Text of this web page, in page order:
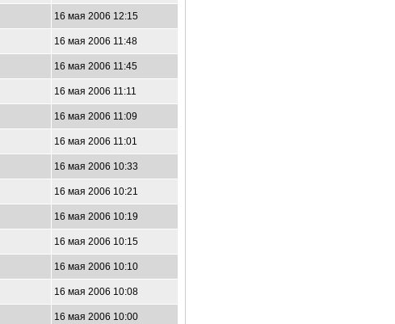
16 мая 2006 12:15
16 мая 2006 11:48
16 мая 2006 11:45
16 мая 2006 11:11
16 мая 2006 11:09
16 мая 2006 11:01
16 мая 2006 10:33
16 мая 2006 10:21
16 мая 2006 10:19
16 мая 2006 10:15
16 мая 2006 10:10
16 мая 2006 10:08
16 мая 2006 10:00